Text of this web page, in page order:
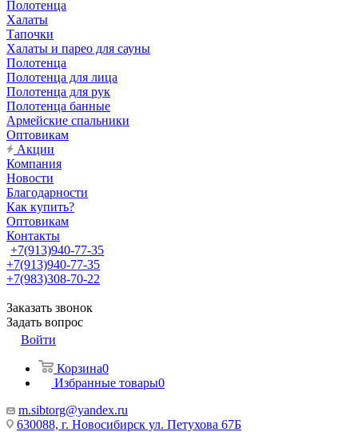
Полотенца
Халаты
Тапочки
Халаты и парео для сауны
Полотенца
Полотенца для лица
Полотенца для рук
Полотенца банные
Армейские спальники
Оптовикам
Акции
Компания
Новости
Благодарности
Как купить?
Оптовикам
Контакты
+7(913)940-77-35
+7(913)940-77-35
+7(983)308-70-22
Заказать звонок
Задать вопрос
Войти
Корзина0
Избранные товары0
m.sibtorg@yandex.ru
630088, г. Новосибирск ул. Петухова 67Б